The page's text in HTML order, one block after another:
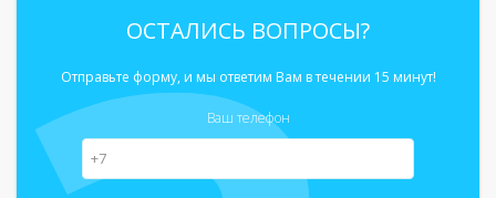
ОСТАЛИСЬ ВОПРОСЫ?
Отправьте форму, и мы ответим Вам в течении 15 минут!
Ваш телефон